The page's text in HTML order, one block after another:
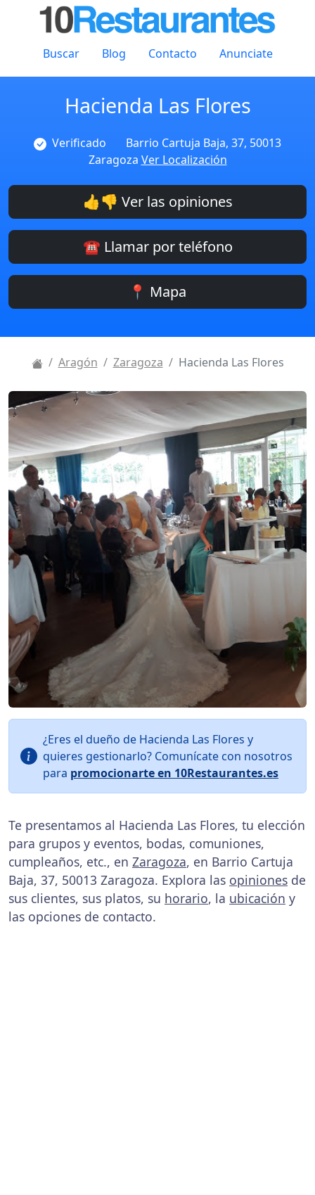
Buscar Blog Contacto Anunciate
Hacienda Las Flores
Verificado
Barrio Cartuja Baja, 37, 50013
Zaragoza Ver Localización
👍👎 Ver las opiniones
☎️ Llamar por teléfono
📍 Mapa
Aragón Zaragoza Hacienda Las Flores
¿Eres el dueño de Hacienda Las Flores y
quieres gestionarlo? Comunícate con nosotros
para promocionarte en 10Restaurantes.es
Te presentamos al Hacienda Las Flores, tu elección
para grupos y eventos, bodas, comuniones,
cumpleaños, etc., en Zaragoza, en Barrio Cartuja
Baja, 37, 50013 Zaragoza. Explora las opiniones de
sus clientes, sus platos, su horario, la ubicación y
las opciones de contacto.